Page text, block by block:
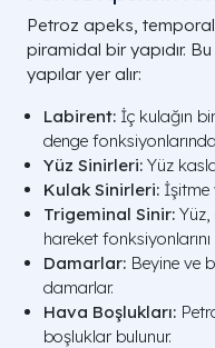
Petroz apeks, temporal
piramidal bir yapıdır.
yapılar yer alır:
Labirent: İç kulağın
denge
Yüz Sinirleri: Yüz
Kulak Sinirleri: İşitme
Trigeminal Sinir: Yüz,
hareket
Damarlar: Beyine ve
damarlar.
Hava Boşlukları:
boşluklar bulunur.